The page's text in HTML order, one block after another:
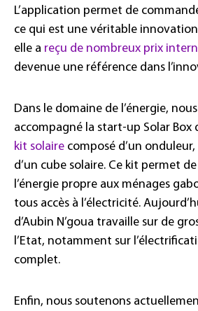
L’application permet de
ce qui est une véritable
elle a reçu de nombreux prix
devenue une référence dans
Dans le domaine de l’énergie,
accompagné la start-up Solar Box
kit solaire composé d’un
d’un cube solaire. Ce kit permet
l’énergie propre aux ménages
tous accès à l’électricité.
d’Aubin N’goua travaille sur de
l’Etat, notamment sur
complet.
Enfin, nous soutenons